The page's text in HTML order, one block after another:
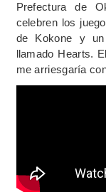
Prefectura de
celebren los
de Kokone y
llamado Hearts.
me arriesgaría